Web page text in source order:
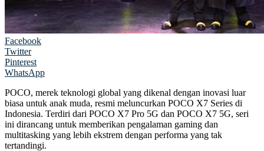
Facebook
Twitter
Pinterest
WhatsApp
POCO, merek teknologi global yang dikenal dengan inovasi luar
biasa untuk anak muda, resmi meluncurkan POCO X7 Series di
Indonesia. Terdiri dari POCO X7 Pro 5G dan POCO X7 5G, seri
ini dirancang untuk memberikan pengalaman gaming dan
multitasking yang lebih ekstrem dengan performa yang tak
tertandingi.